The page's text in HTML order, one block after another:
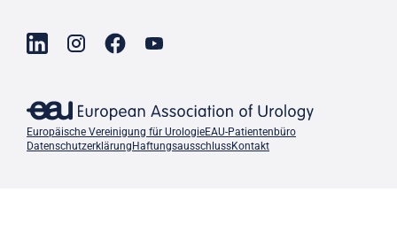
Europäische Vereinigung für UrologieEAU-Patientenbüro
Datenschutzerklärung HaftungsausschlussKontakt